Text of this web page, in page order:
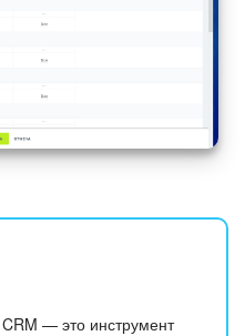
— это инструмент